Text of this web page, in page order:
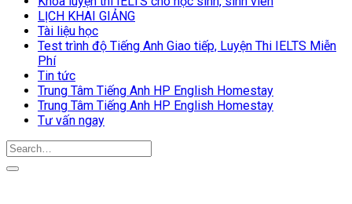
LỊCH KHAI GIẢNG
Tài liệu học
Test trình độ Tiếng Anh Giao tiếp, Luyện Thi IELTS Miễn
Phí
Tin tức
Trung Tâm Tiếng Anh HP English Homestay
Trung Tâm Tiếng Anh HP English Homestay
Tư vấn ngay